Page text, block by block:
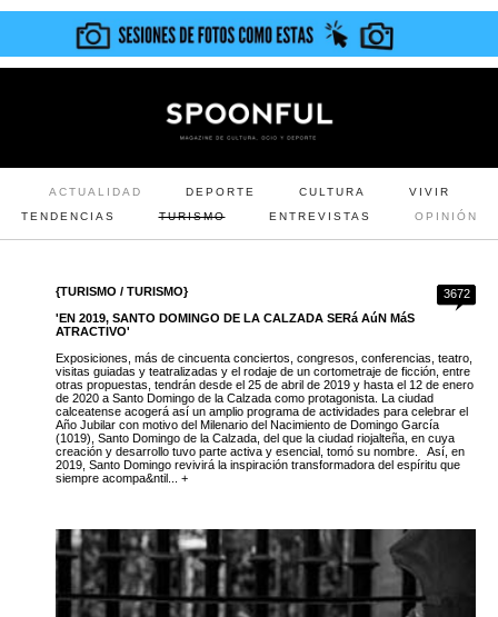
ACTUALIDAD DEPORTE CULTURA
VIVIR
TENDENCIAS
TURISMO ENTREVISTAS OPINIÓN
3672
{TURISMO / TURISMO}
'EN 2019, SANTO DOMINGO DE LA CALZADA SERá AúN MáS
ATRACTIVO'
Exposiciones, más de cincuenta conciertos, congresos, conferencias, teatro,
visitas guiadas y teatralizadas y el rodaje de un cortometraje de ficción, entre
otras propuestas, tendrán desde el 25 de abril de 2019 y hasta el 12 de enero
de 2020 a Santo Domingo de la Calzada como protagonista. La ciudad
calceatense acogerá así un amplio programa de actividades para celebrar el
Año Jubilar con motivo del Milenario del Nacimiento de Domingo García
(1019), Santo Domingo de la Calzada, del que la ciudad riojalteña, en cuya
creación y desarrollo tuvo parte activa y esencial, tomó su nombre. Así, en
2019, Santo Domingo revivirá la inspiración transformadora del espíritu que
siempre acompa&ntil... +